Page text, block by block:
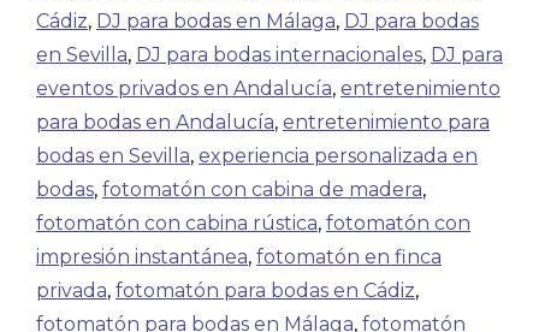
Cádiz, DJ para bodas en Málaga, DJ para bodas
en Sevilla, DJ para bodas internacionales, DJ para
eventos privados en Andalucía, entretenimiento
para bodas en Andalucía, entretenimiento para
bodas en Sevilla, experiencia personalizada en
bodas, fotomatón con cabina de madera,
fotomatón con cabina rústica, fotomatón con
impresión instantánea, fotomatón en finca
privada, fotomatón para bodas en Cádiz,
fotomatón para bodas en Málaga, fotomatón